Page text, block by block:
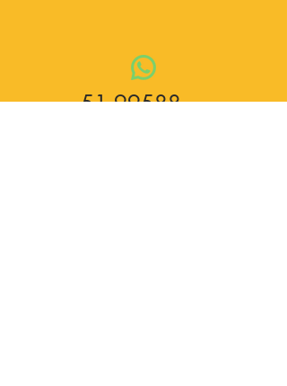
51 99588-